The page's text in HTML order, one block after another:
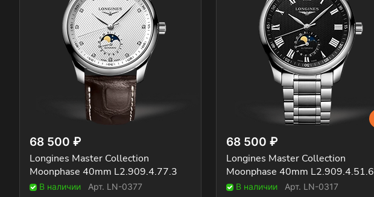
68 500 ₽
Longines Master Collection
Moonphase 40mm L2.909.4.77.3
В наличии Арт. LN-0377
68 500 ₽
Longines Master Collection
Moonphase 40mm L2.909.4.51.6
В наличии Арт. LN-0317